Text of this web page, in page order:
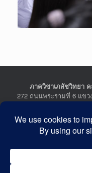
ภาควิชาเภสัชวิทยา
272 ถนนพระรามที่ 6 แขว
Department of
272 Rama VI Road,
Tel : +662-